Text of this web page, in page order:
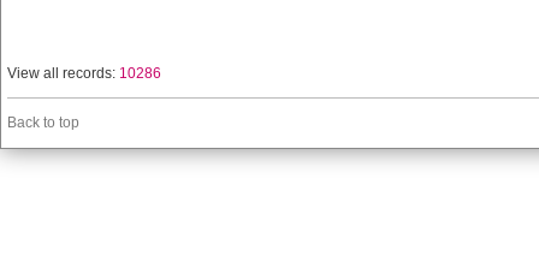
View all records: 10286
Back to top